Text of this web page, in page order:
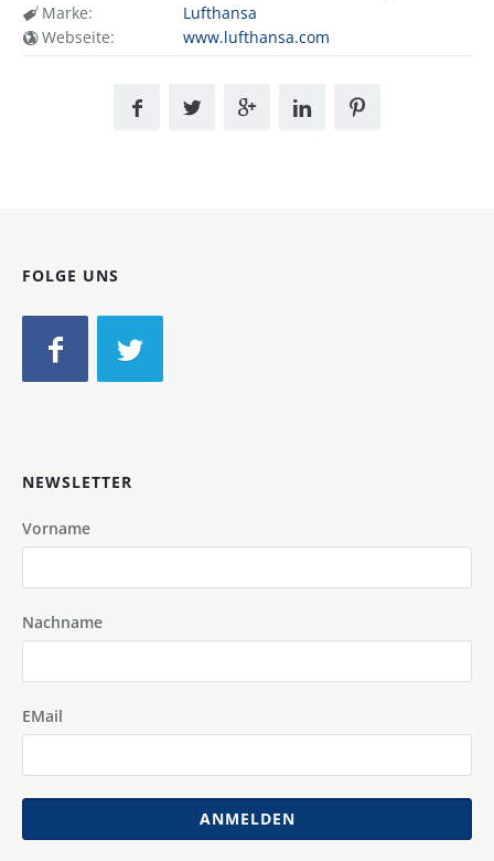
Marke:
Lufthansa
Webseite:
www.lufthansa.com
FOLGE UNS
NEWSLETTER
Vorname
Nachname
EMail
ANMELDEN